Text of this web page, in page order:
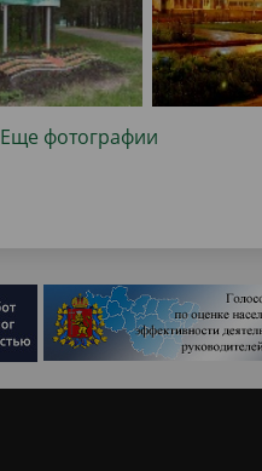
Еще фотографии